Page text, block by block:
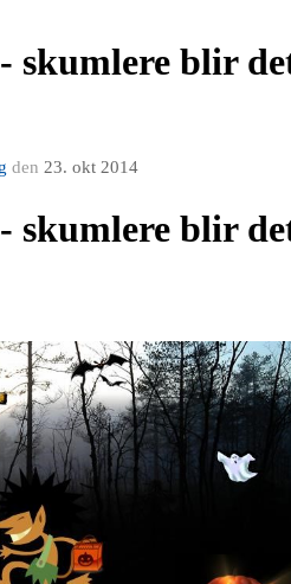
skumlere blir
den 23. okt 2014
skumlere blir